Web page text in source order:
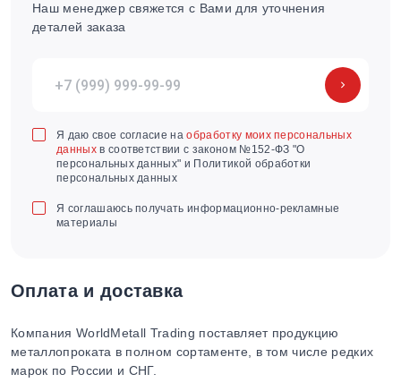
Наш менеджер свяжется с Вами для уточнения
деталей заказа
Я даю свое согласие наобработку моих персональных
данныхв соответствии с законом №152-ФЗ "О
персональных данных" и Политикой обработки
персональных данных
Я соглашаюсь получать информационно-рекламные
материалы
Оплата и доставка
Компания WorldMetall Trading поставляет продукцию
металлопроката в полном сортаменте, в том числе редких
марок по России и СНГ.